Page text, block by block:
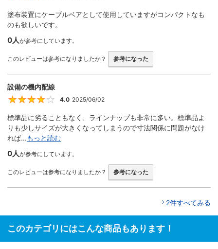
塗布装置にケーブルベアとして使用していますがコンパクトなも
のも欲しいです。
0人が参考にしています。
このレビューは参考になりましたか？ 参考になった
設備の機内配線
4
4.0 2025/06/02
標準品に劣ることもなく、ラインナップも非常に多い。標準品よ
りも少しサイズが大きくなってしまうので寸法関係に問題がなけ
れば...もっと読む
0人が参考にしています。
このレビューは参考になりましたか？ 参考になった
2件すべてみる
このカテゴリにはこんな商品もあります！